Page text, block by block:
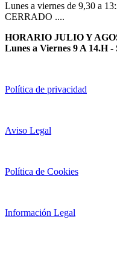
Lunes a viernes de 9,30 a
CERRADO ....
HORARIO JULIO Y
Lunes a Viernes 9 A 14.H
Política de privacidad
Aviso Legal
Política de Cookies
Información Legal